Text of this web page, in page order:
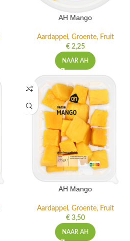
AH Mango
Aardappel, Groente, Fruit
€2,25
NAAR AH
AH Mango
Aardappel, Groente, Fruit
€3,50
NAAR AH